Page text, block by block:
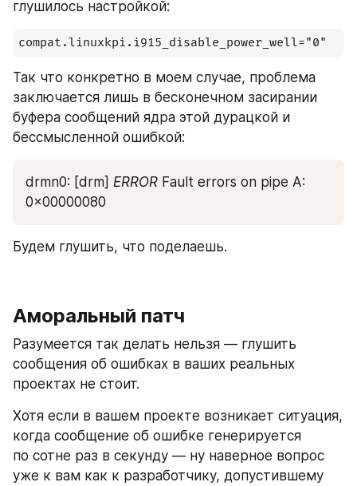
глушилось настройкой:
compat.linuxkpi.i915_disable_power_well="0"
Так что конкретно в моем случае, проблема
заключается лишь в бесконечном засирании
буфера сообщений ядра этой дурацкой и
бессмысленной ошибкой:
drmn0: [drm] ERROR Fault errors on pipe A:
0x00000080
Будем глушить, что поделаешь.
Аморальный патч
Разумеется так делать нельзя — глушить
сообщения об ошибках в ваших реальных
проектах не стоит.
Хотя если в вашем проекте возникает ситуация,
когда сообщение об ошибке генерируется
по сотне раз в секунду — ну наверное вопрос
уже к вам как к разработчику, допустившему